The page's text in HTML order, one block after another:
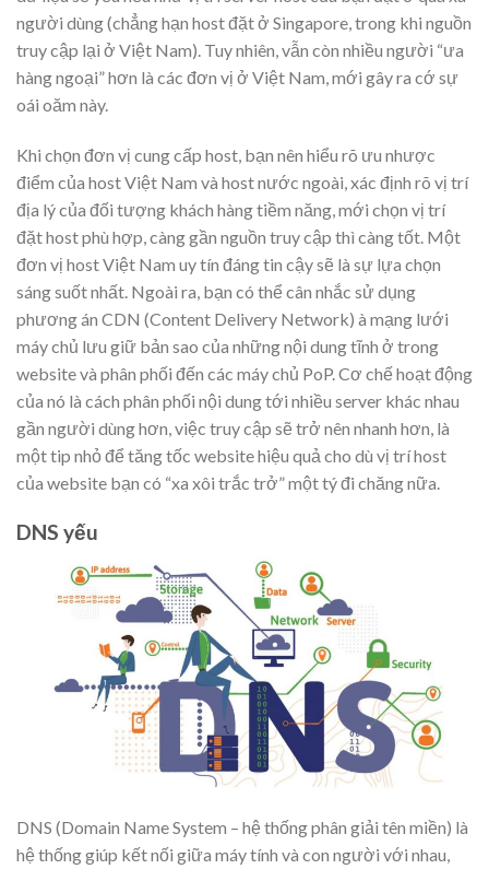
người dùng (chẳng hạn host đặt ở Singapore, trong khi nguồn
truy cập lại ở Việt Nam). Tuy nhiên, vẫn còn nhiều người “ưa
hàng ngoại” hơn là các đơn vị ở Việt Nam, mới gây ra cớ sự
oái oăm này.
Khi chọn đơn vị cung cấp host, bạn nên hiểu rõ ưu nhược
điểm của host Việt Nam và host nước ngoài, xác định rõ vị trí
địa lý của đối tượng khách hàng tiềm năng, mới chọn vị trí
đặt host phù hợp, càng gần nguồn truy cập thì càng tốt. Một
đơn vị host Việt Nam uy tín đáng tin cậy sẽ là sự lựa chọn
sáng suốt nhất. Ngoài ra, bạn có thể cân nhắc sử dụng
phương án CDN (Content Delivery Network) à mạng lưới
máy chủ lưu giữ bản sao của những nội dung tĩnh ở trong
website và phân phối đến các máy chủ PoP. Cơ chế hoạt động
của nó là cách phân phối nội dung tới nhiều server khác nhau
gần người dùng hơn, việc truy cập sẽ trở nên nhanh hơn, là
một tip nhỏ để tăng tốc website hiệu quả cho dù vị trí host
của website bạn có “xa xôi trắc trở” một tý đi chăng nữa.
DNS yếu
DNS (Domain Name System – hệ thống phân giải tên miền) là
hệ thống giúp kết nối giữa máy tính và con người với nhau,